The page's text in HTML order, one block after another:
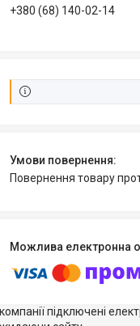
+380 (68) 140-02-14
повернення товару
підключені